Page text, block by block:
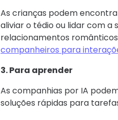
As crianças podem
aliviar o tédio ou lidar com a
relacionamentos
companheiros para
3. Para aprender
As companhias por IA
soluções rápidas para